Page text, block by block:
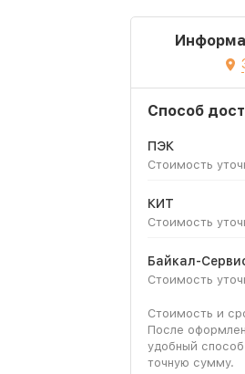
Способ
ПЭК
Стоимость
КИТ
Стоимость
Байкал-
Стоимость
Стоимость и
После
удобный
точную сумму.